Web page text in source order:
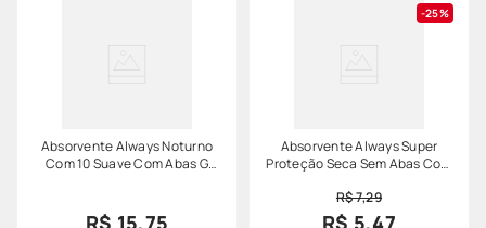
Absorvente Always Noturno
Com 10 Suave Com Abas G
R$ 15,75
25%
Absorvente Always Super
Proteção Seca Sem Abas Com
R$ 7,29
R$ 5,47